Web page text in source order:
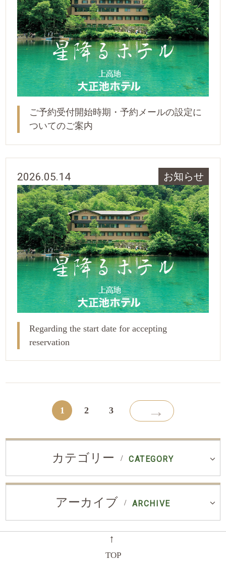
ご予約受付開始時期・予約メールの設定に
ついてのご案内
2026.05.14 お知らせ
Regarding the start date for accepting
reservation
1 2 3 →
カテゴリー CATEGORY
アーカイブ ARCHIVE
←
TOP